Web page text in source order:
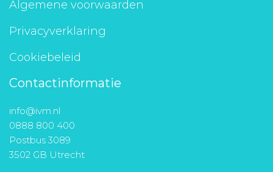
Algemene voorwaarden
Privacyverklaring
Cookiebeleid
Contactinformatie
info@ivm.nl
0888 800 400
Postbus 3089
3502 GB Utrecht